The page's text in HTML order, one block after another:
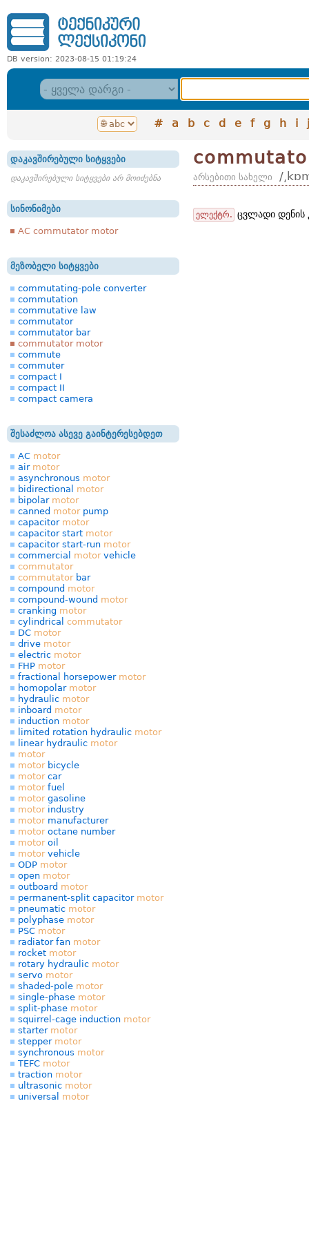
DB version: 2023-08-15 01:19:24
# a b c d e f g h i j
დაკავშირებული სიტყვები
დაკავშირებული სიტყვები არ მოიძებნა
სინონიმები
AC commutator motor
მეზობელი სიტყვები
commutating-pole converter
commutation
commutative law
commutator
commutator bar
commutator motor
commute
commuter
compact I
compact II
compact camera
შესაძლოა ასევე გაინტერესებდეთ
AC motor
air motor
asynchronous motor
bidirectional motor
bipolar motor
canned motorpump
capacitor motor
capacitor start motor
capacitor start-run motor
commercial motorvehicle
commutator
commutatorbar
compound motor
compound-wound motor
cranking motor
cylindrical commutator
DC motor
drive motor
electric motor
FHP motor
fractional horsepower motor
homopolar motor
hydraulic motor
inboard motor
induction motor
limited rotation hydraulic motor
linear hydraulic motor
motor
motorbicycle
motorcar
motorfuel
motorgasoline
motorindustry
motormanufacturer
motoroctane number
motoroil
motorvehicle
ODP motor
open motor
outboard motor
permanent-split capacitor motor
pneumatic motor
polyphase motor
PSC motor
radiator fan motor
rocket motor
rotary hydraulic motor
servo motor
shaded-pole motor
single-phase motor
split-phase motor
squirrel-cage induction motor
starter motor
stepper motor
synchronous motor
TEFC motor
traction motor
ultrasonic motor
universal motor
არსებითი სახელი /
ელექტრ. ცვლადი